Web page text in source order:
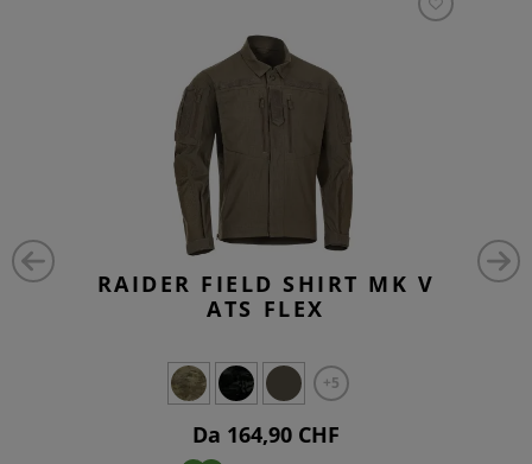
RAIDER FIELD SHIRT MK V
ATS FLEX
+5
Da 164,90 CHF